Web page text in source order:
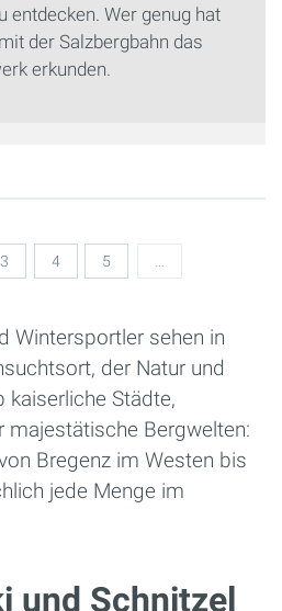
entdecken. Wer genug hat
der Salzbergbahn das
erkunden.
3 4 5
Wintersportler sehen in
der Natur und
kaiserliche Städte,
majestätische Bergwelten:
Bregenz im Westen bis
jede Menge im
und Schnitzel